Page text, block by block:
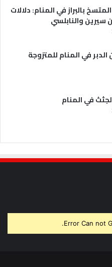
بالبراز في المنام: دلالات
سيرين والنابلسي
في المنام للمتزوجة
في المنام
Error Can not